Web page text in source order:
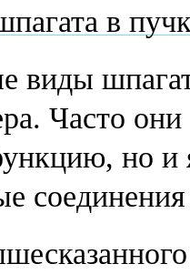
в
виды
Часто
но и